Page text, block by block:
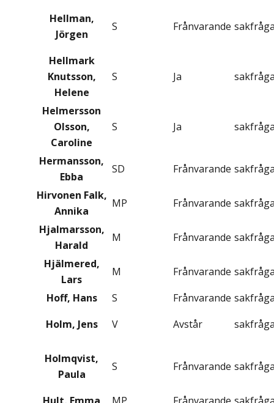
Hellman,
Jörgen
S Frånvarande
Hellmark
Knutsson,
Helene
S Ja
Helmersson
Olsson,
Caroline
S Ja
Hermansson,
Ebba
SD Frånvarande
Hirvonen Falk,
Annika
MP Frånvarande
Hjalmarsson,
Harald
M Frånvarande
Hjälmered,
Lars
M Frånvarande
Hoff, Hans
S Frånvarande
Holm, Jens
V Avstår
Holmqvist,
Paula
S Frånvarande